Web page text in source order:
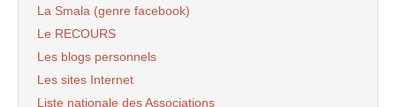
La Smala (genre facebook)
Le RECOURS
Les blogs personnels
Les sites Internet
Liste nationale des Associations